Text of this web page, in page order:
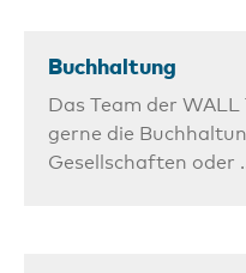
Buchhaltung
Das Team der
gerne die
Gesellschaften oder